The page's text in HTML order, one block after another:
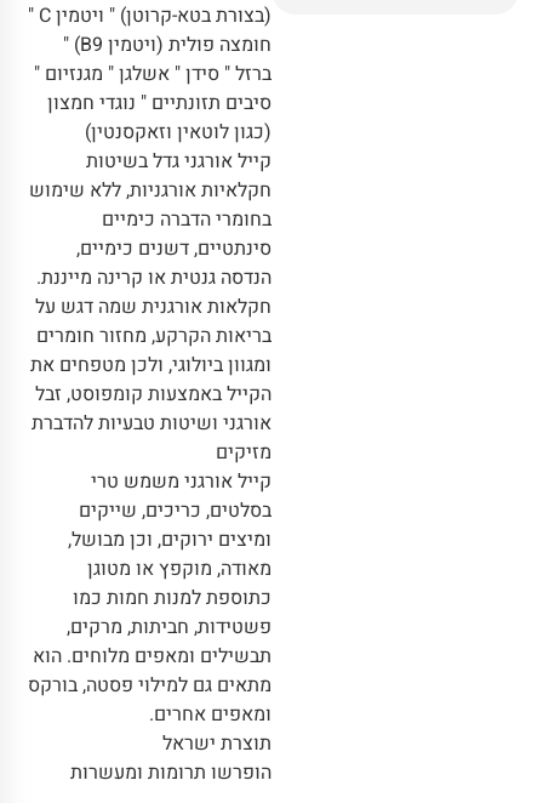
(בצורת בטא-קרוטן) " ויטמין C "
חומצה פולית (ויטמין B9) "
ברזל " סידן " אשלגן " מגנזיום "
סיבים תזונתיים " נוגדי חמצון
(כגון לוטאין וזאקסנטין)
קייל אורגני גדל בשיטות
חקלאיות אורגניות, ללא שימוש
בחומרי הדברה כימיים
סינתטיים, דשנים כימיים,
הנדסה גנטית או קרינה מייננת.
חקלאות אורגנית שמה דגש על
בריאות הקרקע, מחזור חומרים
ומגוון ביולוגי, ולכן מטפחים את
הקייל באמצעות קומפוסט, זבל
אורגני ושיטות טבעיות להדברת
מזיקים
קייל אורגני משמש טרי
בסלטים, כריכים, שייקים
ומיצים ירוקים, וכן מבושל,
מאודה, מוקפץ או מטוגן
כתוספת למנות חמות כמו
פשטידות, חביתות, מרקים,
תבשילים ומאפים מלוחים. הוא
מתאים גם למילוי פסטה, בורקס
ומאפים אחרים.
תוצרת ישראל
הופרשו תרומות ומעשרות